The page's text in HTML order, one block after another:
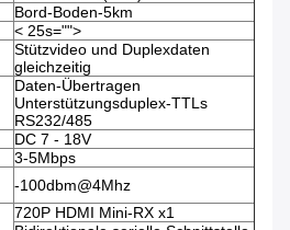
Bord-Boden-5km
< 25s="">
Stützvideo und Duplexdaten
gleichzeitig
Daten-Übertragen
Unterstützungsduplex-TTLs
RS232/485
DC 7 - 18V
3-5Mbps
-100dbm@4Mhz
720P HDMI Mini-RX x1